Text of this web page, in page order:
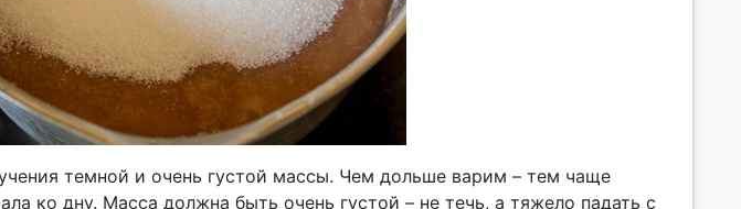
темной и очень густой массы. Чем дольше варим – тем чаще
ко дну. Масса должна быть очень густой – не течь, а тяжело падать с